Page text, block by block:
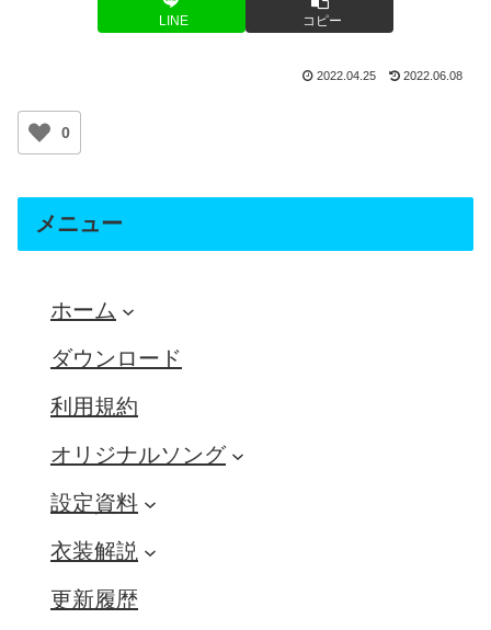
LINE コピー
2022.04.25 2022.06.08
0
メニュー
ホーム
ダウンロード
利用規約
オリジナルソング
設定資料
衣装解説
更新履歴